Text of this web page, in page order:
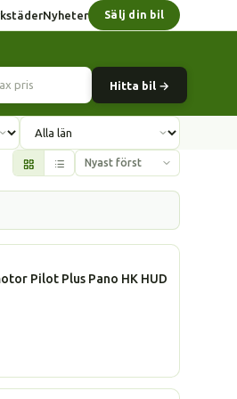
Nyheter Sälj din bil
Hitta bil →
Pilot Plus Pano HK HUD